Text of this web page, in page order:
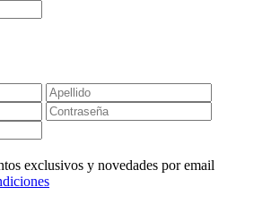
exclusivos y novedades por email